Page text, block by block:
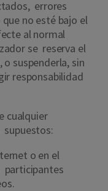
errores
no esté bajo el
al normal
se reserva el
suspenderla, sin
responsabilidad
cualquier
supuestos:
o en el
participantes